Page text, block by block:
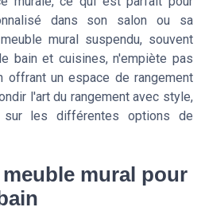
dans son salon ou sa
mural suspendu, souvent
bain et cuisines, n'empiète pas
offrant un espace de rangement
l'art du rangement avec style,
sur les différentes options de
mural pour